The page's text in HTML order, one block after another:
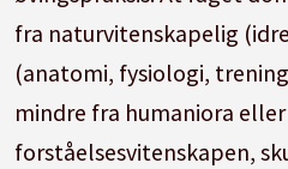
fra naturvitenskapelig
(anatomi, fysiologi,
mindre fra humaniora eller
forståelsesvitenskapen,